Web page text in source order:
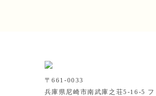
〒661-0033
兵庫県尼崎市南武庫之荘5-16-5